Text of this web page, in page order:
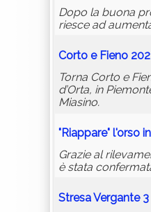
Dopo la buona
riesce ad
Corto e Fieno
Torna Corto e
d’Orta, in
Miasino.
"Riappare" l'orso
Grazie al
è stata
Stresa Vergante